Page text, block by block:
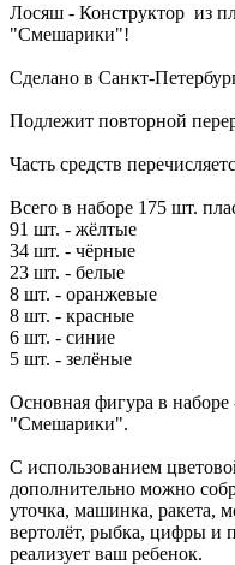
Лосяш - Конструктор из
"Смешарики"!
Сделано в Санкт-
Подлежит повторной
Часть средств
Всего в наборе 175 шт.
91 шт. - жёлтые
34 шт. - чёрные
23 шт. - белые
8 шт. - оранжевые
8 шт. - красные
6 шт. - синие
5 шт. - зелёные
Основная фигура в
"Смешарики".
С использованием
дополнительно можно
уточка, машинка, ракета,
вертолёт, рыбка, цифры и
реализует ваш ребенок.